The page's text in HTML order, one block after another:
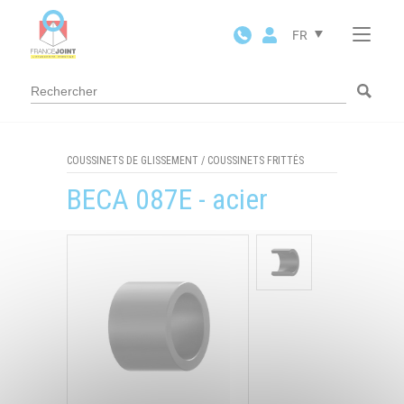
FR
COUSSINETS DE GLISSEMENT / COUSSINETS FRITTÉS
BECA 087E - acier